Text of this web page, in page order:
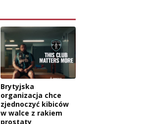
Brytyjska
organizacja chce
zjednoczyć kibiców
w walce z rakiem
prostaty